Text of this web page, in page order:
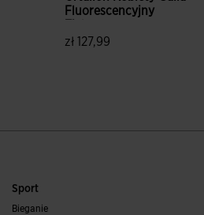
Fluorescencyjny
zł 127,99
Sport
Bieganie